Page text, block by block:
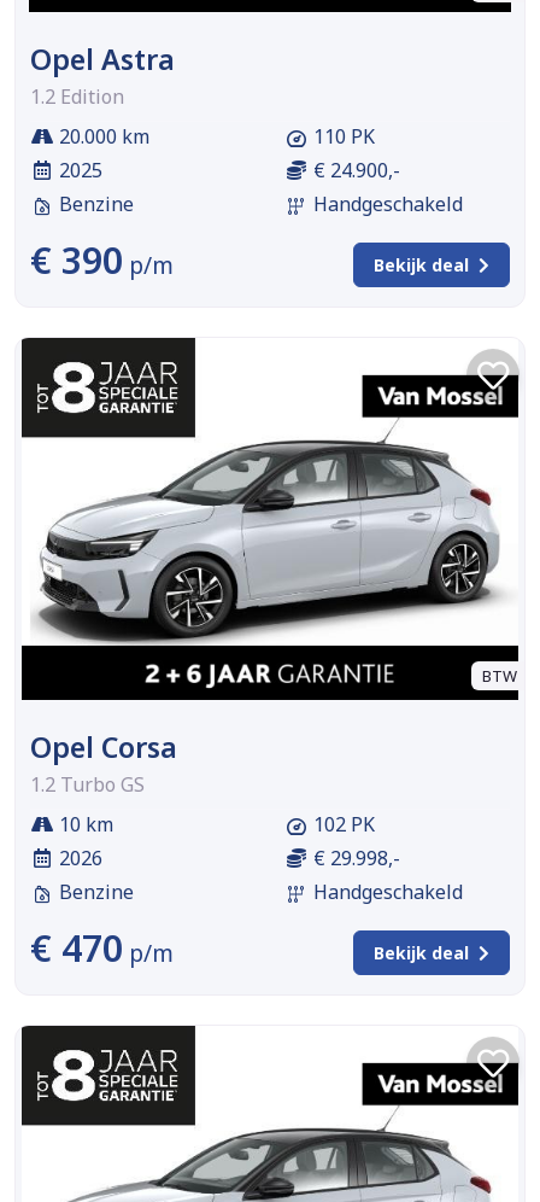
Opel Astra
1.2 Edition
20.000 km
2025
Benzine
110 PK
€ 24.900,-
Handgeschakeld
€ 390 p/m Bekijk deal
BTW
Opel Corsa
1.2 Turbo GS
10 km
2026
Benzine
102 PK
€ 29.998,-
Handgeschakeld
€ 470 p/m Bekijk deal